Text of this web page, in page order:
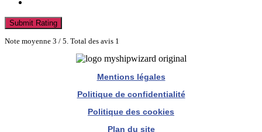
Submit Rating
Note moyenne 3 / 5. Total des avis 1
Mentions légales
Politique de confidentialité
Politique des cookies
Plan du site